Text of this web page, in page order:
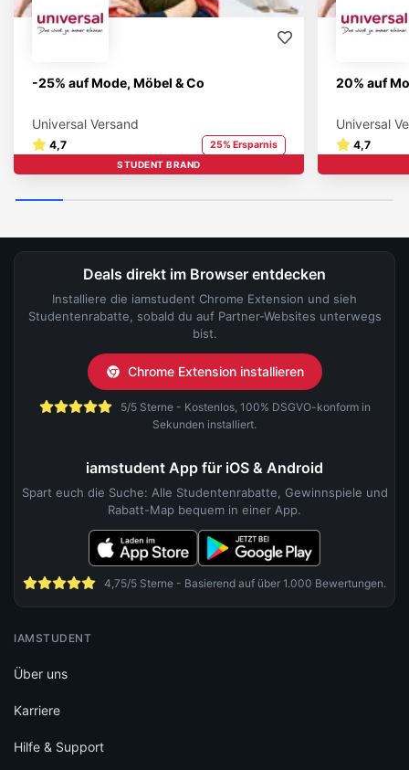
-25% auf Mode, Möbel & Co
Universal Versand
4,7 25% Ersparnis
STUDENT BRAND
20% auf
Universal
4,7
Deals direkt im Browser entdecken
Installiere die iamstudent Chrome Extension und sieh
Studentenrabatte, sobald du auf Partner-Websites unterwegs
bist.
Chrome Extension installieren
5/5 Sterne - Kostenlos, 100% DSGVO-konform in
Sekunden installiert.
iamstudent App für iOS & Android
Spart euch die Suche: Alle Studentenrabatte, Gewinnspiele und
Rabatt-Map bequem in einer App.
4,75/5 Sterne - Basierend auf über 1.000 Bewertungen.
IAMSTUDENT
Über uns
Karriere
Hilfe & Support